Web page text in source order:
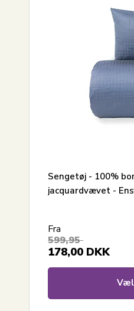
Største besparelse
Sengetøj - 100%
jacquardvævet -
Fra
599,95
178,00 DKK